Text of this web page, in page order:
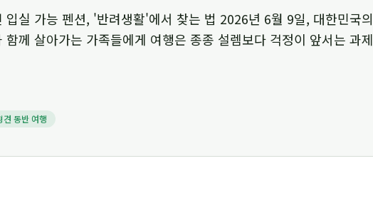
실 가능 펜션, '반려생활'에서 찾는 법 2026년 6월 9일, 대한민국의
께 살아가는 가족들에게 여행은 종종 설렘보다 걱정이 앞서는 과제
견 동반 여행